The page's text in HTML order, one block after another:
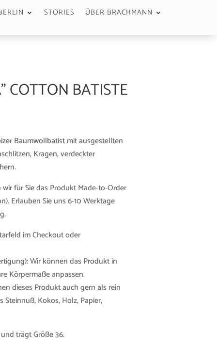
STORIES ÜBER BRACHMANN
COTTON BATISTE
Baumwollbatist mit ausgestellten
Kragen, verdeckter
für Sie das Produkt Made-to-Order
Erlauben Sie uns 6-10 Werktage
im Checkout oder
Wir können das Produkt in
Körpermaße anpassen.
dieses Produkt auch gern als rein
Kokos, Holz, Papier,
trägt Größe 36.